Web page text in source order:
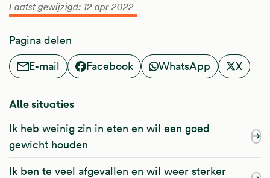
Laatst gewijzigd: 12 apr 2022
Pagina delen
E-mail
Facebook WhatsApp X
Alle situaties
Ik heb weinig zin in eten en wil een goed
gewicht houden
Ik ben te veel afgevallen en wil weer sterker